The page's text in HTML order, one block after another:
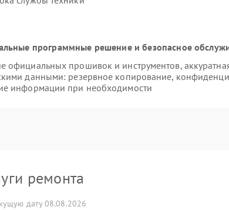
программные решение и безопасное
официальных прошивок и инструментов,
данными: резервное копирование,
информации при необходимости
ремонта
дату 08.08.2026